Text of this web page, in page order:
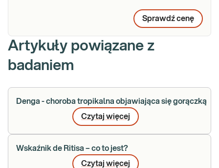
Sprawdź cenę
Artykuły powiązane z
badaniem
Denga - choroba tropikalna objawiająca się gorączką
Czytaj więcej
Wskaźnik de Ritisa – co to jest?
Czytaj więcej